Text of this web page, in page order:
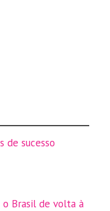
de sucesso
o Brasil de volta à